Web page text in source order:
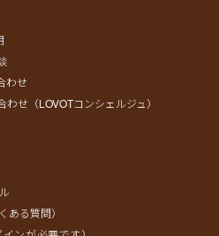
わせ
せ（LOVOTコンシェルジュ）
ある質問）